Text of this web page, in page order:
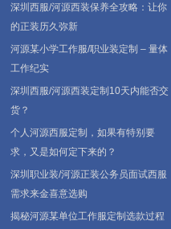
深圳西服/河源西装保养全攻略：让你
的正装历久弥新
河源某小学工作服/职业装定制 – 量体
工作纪实
深圳西服/河源西装定制10天内能否交
货？
个人河源西服定制，如果有特别要
求，又是如何定下来的？
深圳职业装/河源正装公务员面试西服
需求来金喜意选购
揭秘河源某单位工作服定制选款过程